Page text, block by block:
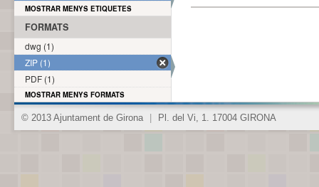
MOSTRAR MENYS ETIQUETES
FORMATS
dwg (1)
ZIP (1)
PDF (1)
MOSTRAR MENYS FORMATS
© 2013 Ajuntament de Girona Pl. del Vi, 1. 17004 GIRONA